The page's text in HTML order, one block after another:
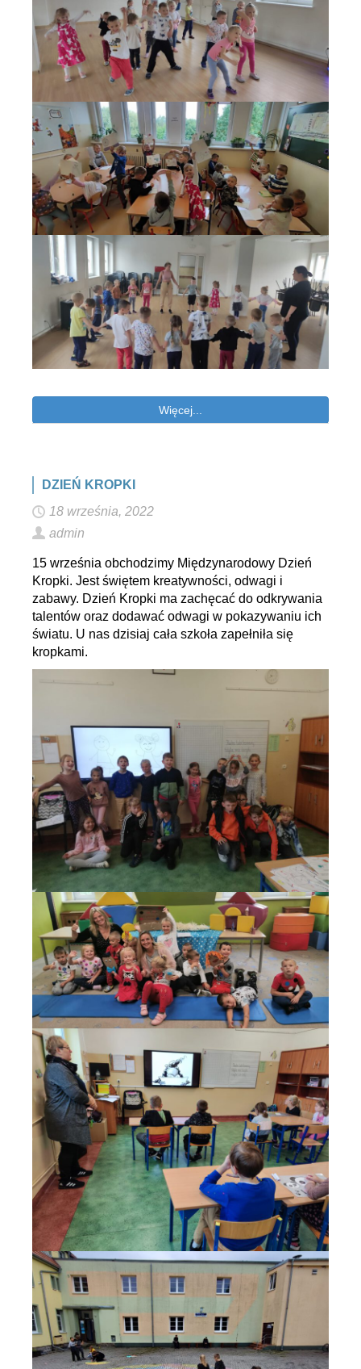
Więcej...
DZIEŃ KROPKI
18 września, 2022
admin
15 września obchodzimy Międzynarodowy Dzień
Kropki. Jest świętem kreatywności, odwagi i
zabawy. Dzień Kropki ma zachęcać do odkrywania
talentów oraz dodawać odwagi w pokazywaniu ich
światu. U nas dzisiaj cała szkoła zapełniła się
kropkami.